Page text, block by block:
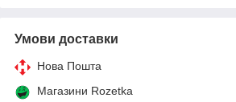
Умови доставки
Нова Пошта
Магазини Rozetka